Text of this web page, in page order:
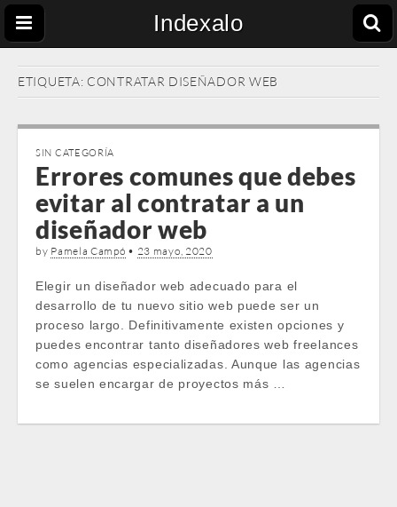
Indexalo
ETIQUETA: CONTRATAR DISEÑADOR WEB
SIN CATEGORÍA
Errores comunes que debes
evitar al contratar a un
diseñador web
by Pamela Campó • 23 mayo, 2020
Elegir un diseñador web adecuado para el
desarrollo de tu nuevo sitio web puede ser un
proceso largo. Definitivamente existen opciones y
puedes encontrar tanto diseñadores web freelances
como agencias especializadas. Aunque las agencias
se suelen encargar de proyectos más …